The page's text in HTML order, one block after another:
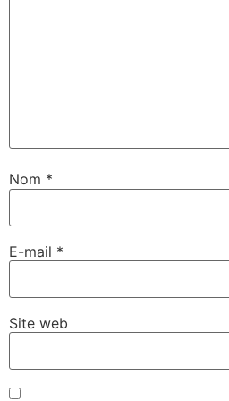
Nom *
E-mail *
Site web